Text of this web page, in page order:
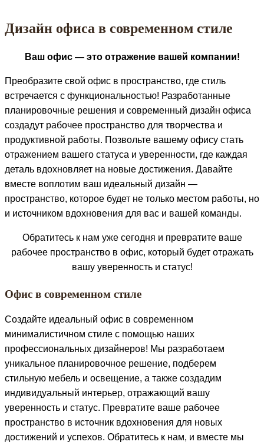
Дизайн офиса в современном стиле
Ваш офис — это отражение вашей компании!
Преобразите свой офис в пространство, где стиль
встречается с функциональностью! Разработанные
планировочные решения и современный дизайн офиса
создадут рабочее пространство для творчества и
продуктивной работы. Позвольте вашему офису стать
отражением вашего статуса и уверенности, где каждая
деталь вдохновляет на новые достижения. Давайте
вместе воплотим ваш идеальный дизайн —
пространство, которое будет не только местом работы, но
и источником вдохновения для вас и вашей команды.
Обратитесь к нам уже сегодня и превратите ваше
рабочее пространство в офис, который будет отражать
вашу уверенность и статус!
Офис в современном стиле​
Создайте идеальный офис в современном
минималистичном стиле с помощью наших
профессиональных дизайнеров! Мы разработаем
уникальное планировочное решение, подберем
стильную мебель и освещение, а также создадим
индивидуальный интерьер, отражающий вашу
уверенность и статус. Превратите ваше рабочее
пространство в источник вдохновения для новых
достижений и успехов. Обратитесь к нам, и вместе мы